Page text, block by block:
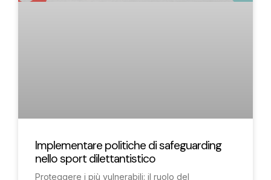
Implementare politiche di safeguarding
nello sport dilettantistico
Proteggere i più vulnerabili: il ruolo del